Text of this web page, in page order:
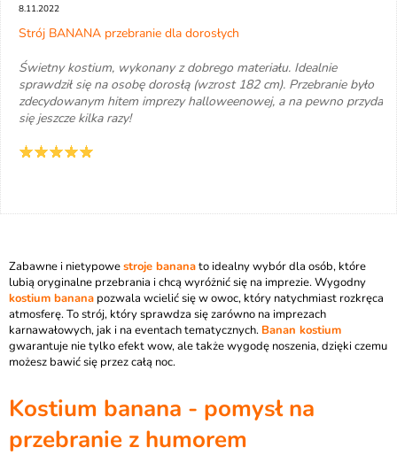
8.11.2022
Strój BANANA przebranie dla dorosłych
Świetny kostium, wykonany z dobrego materiału. Idealnie
sprawdził się na osobę dorosłą (wzrost 182 cm). Przebranie było
zdecydowanym hitem imprezy halloweenowej, a na pewno przyda
się jeszcze kilka razy!
Zabawne i nietypowestroje bananato idealny wybór dla osób, które
lubią oryginalne przebrania i chcą wyróżnić się na imprezie. Wygodny
kostium banana pozwala wcielić się w owoc, który natychmiast rozkręca
atmosferę. To strój, który sprawdza się zarówno na imprezach
karnawałowych, jak i na eventach tematycznych. Banan kostium
gwarantuje nie tylko efekt wow, ale także wygodę noszenia, dzięki czemu
możesz bawić się przez całą noc.
Kostium banana - pomysł na
przebranie z humorem